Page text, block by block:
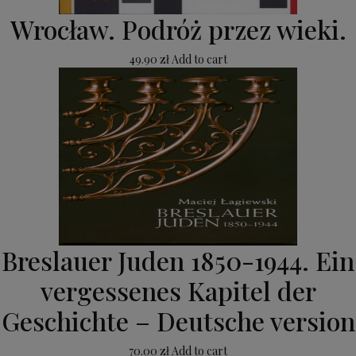
Wrocław. Podróż przez wieki.
49.90 zł Add to cart
Breslauer Juden 1850-1944. Ein
vergessenes Kapitel der
Geschichte – Deutsche version
70.00 zł Add to cart